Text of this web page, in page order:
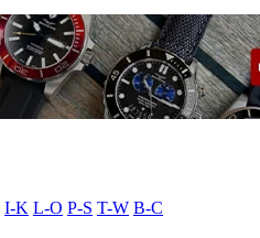
I-K L-O P-S T-W В-С